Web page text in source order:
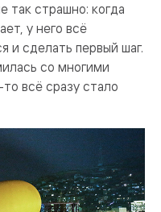
так страшно: когда
у него всё
и сделать первый шаг.
со многими
всё сразу стало